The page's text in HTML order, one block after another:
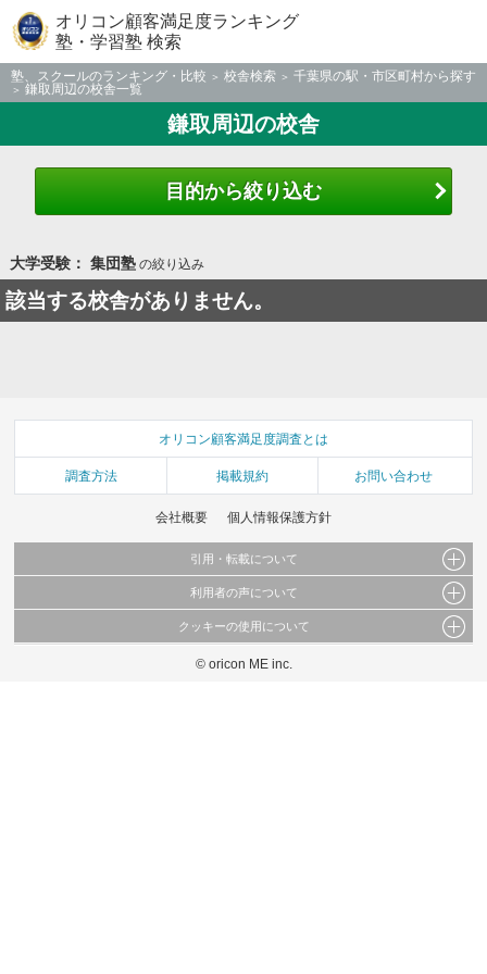
オリコン顧客満足度ランキング
塾・学習塾 検索
塾、スクールのランキング・比較 校舎検索
千葉県の駅・市区町村から探す
鎌取周辺の校舎一覧
鎌取周辺の校舎
目的から絞り込む
大学受験： 集団塾の絞り込み
該当する校舎がありません。
オリコン顧客満足度調査とは
調査方法 掲載規約 お問い合わせ
会社概要 個人情報保護方針
引用・転載について
当サイトで公開されている情報（文字、写真、イラスト、画像データ等）及びこれらの配
これらの情報を権利者の許可なく無断転載・複製などの二次利用を行うことは固く禁じて
利用者の声について
当サイトに掲載している内容はすべてサービスの利用者が提出された見解・感想です。
弊社の見解・ 意見ではないことをご理解いただいた上でご覧ください。
クッキーの使用について
このサイトでは Cookie を使用して、ユーザーに合わせたコンテンツや広告の表示、ソー
© oricon ME inc.